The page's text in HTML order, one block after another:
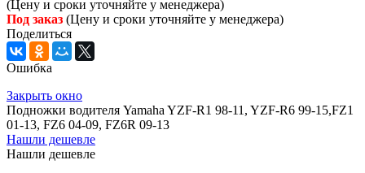
Под заказ (Цену и сроки уточняйте у менеджера)
Поделиться
Ошибка
Закрыть окно
Подножки водителя Yamaha YZF-R1 98-11, YZF-R6 99-15,FZ1
01-13, FZ6 04-09, FZ6R 09-13
Нашли дешевле
Нашли дешевле